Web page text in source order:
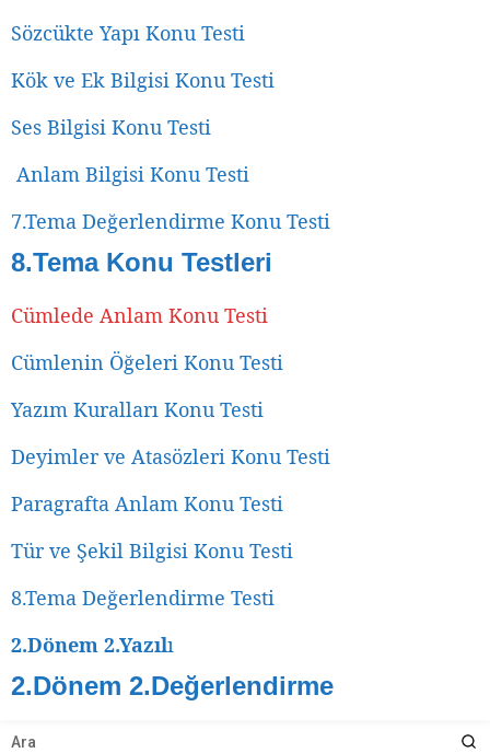
Sözcükte Yapı Konu Testi
Kök ve Ek Bilgisi Konu Testi
Ses Bilgisi Konu Testi
Anlam Bilgisi Konu Testi
7.Tema Değerlendirme Konu Testi
8.Tema Konu Testleri
Cümlede Anlam Konu Testi
Cümlenin Öğeleri Konu Testi
Yazım Kuralları Konu Testi
Deyimler ve Atasözleri Konu Testi
Paragrafta Anlam Konu Testi
Tür ve Şekil Bilgisi Konu Testi
8.Tema Değerlendirme Testi
2.Dönem 2.Yazılı
2.Dönem 2.Değerlendirme